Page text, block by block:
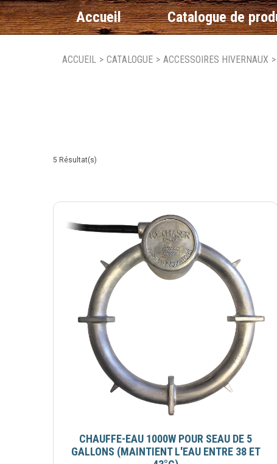
Accueil Catalogue de
ACCUEIL > CATALOGUE > ACCESSOIRES HIVERNAUX >
5 Résultat(s)
CHAUFFE-EAU 1000W POUR SEAU DE 5
GALLONS (MAINTIENT L'EAU ENTRE 38 ET